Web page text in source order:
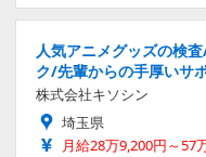
人気アニメグッズの検
ク/先輩からの手厚いサ
株式会社キソシン
埼玉県
月給28万9,200円～57